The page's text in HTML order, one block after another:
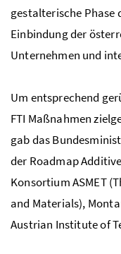
gestalterische Phase
Einbindung der
Unternehmen und
Um entsprechend
FTI Maßnahmen
gab das
der Roadmap
Konsortium ASMET (
and Materials),
Austrian Institute of